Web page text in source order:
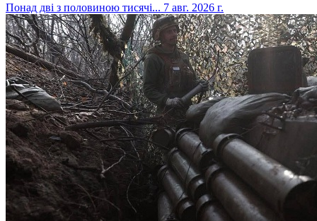
​Понад дві з половиною тисячі... 7 авг. 2026 г.